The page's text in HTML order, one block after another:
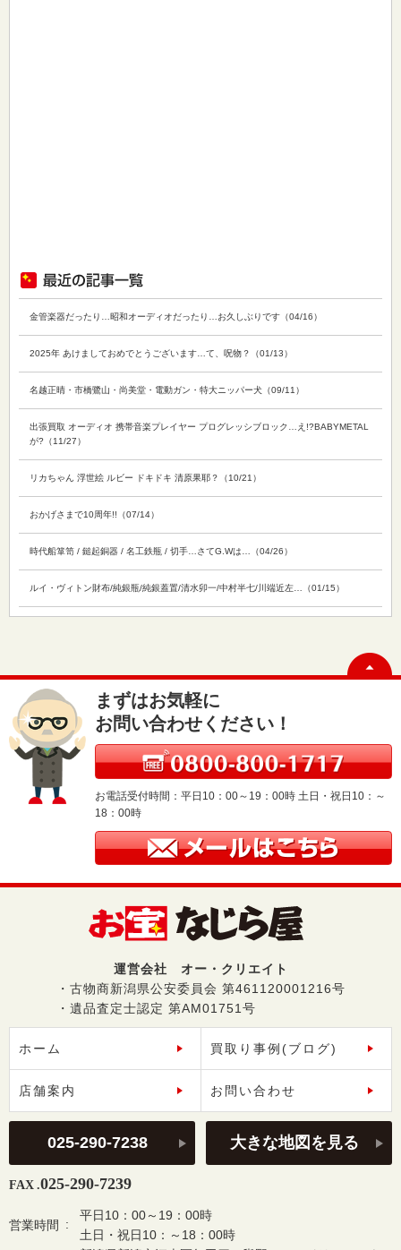
金管楽器だったり…昭和オーディオだったり…お久しぶりです（04/16）
2025年 あけましておめでとうございます…て、呪物？（01/13）
名越正晴・市橋鷺山・尚美堂・電動ガン・特大ニッパー犬（09/11）
出張買取 オーディオ 携帯音楽プレイヤー プログレッシブロック…え!?BABYMETAL
が?（11/27）
リカちゃん 浮世絵 ルビー ドキドキ 清原果耶？（10/21）
おかげさまで10周年!!（07/14）
時代船箪笥 / 鎚起銅器 / 名工鉄瓶 / 切手…さてG.Wは…（04/26）
ルイ・ヴィトン財布/純銀瓶/純銀蓋置/清水卯一/中村半七/川端近左…（01/15）
まずはお気軽に
お問い合わせください！
お電話受付時間：平日10：00～19：00時 土日・祝日10：～
18：00時
運営会社 オー・クリエイト
・古物商新潟県公安委員会 第461120001216号
・遺品査定士認定 第AM01751号
ホーム 買取り事例(ブログ)
店舗案内 お問い合わせ
025-290-7238 大きな地図を見る
FAX .025-290-7239
営業時間
平日10：00～19：00時
土日・祝日10：～18：00時